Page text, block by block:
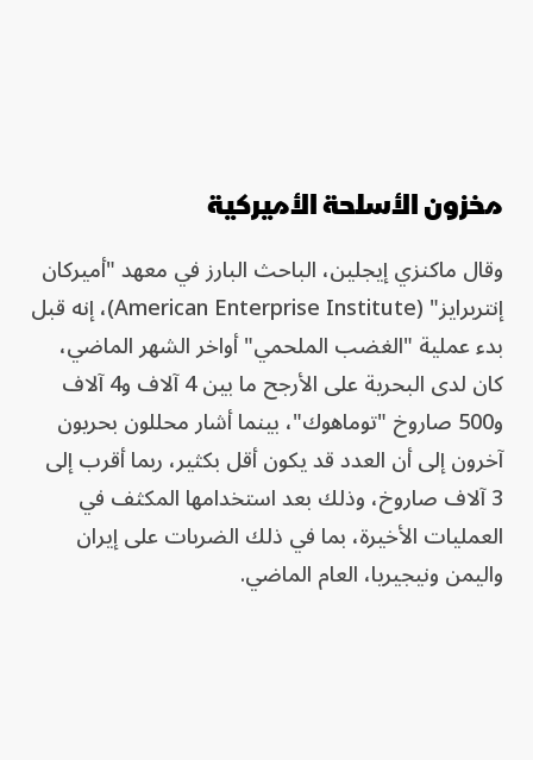
مخزون الأسلحة الأميركية
وقال ماكنزي إيجلين، الباحث البارز في معهد "أميركان
إنتربرايز" (American Enterprise Institute)، إنه قبل
بدء عملية "الغضب الملحمي" أواخر الشهر الماضي،
كان لدى البحرية على الأرجح ما بين 4 آلاف و4 آلاف
و500 صاروخ "توماهوك"، بينما أشار محللون بحريون
آخرون إلى أن العدد قد يكون أقل بكثير، ربما أقرب إلى
3 آلاف صاروخ، وذلك بعد استخدامها المكثف في
العمليات الأخيرة، بما في ذلك الضربات على إيران
واليمن ونيجيريا، العام الماضي.